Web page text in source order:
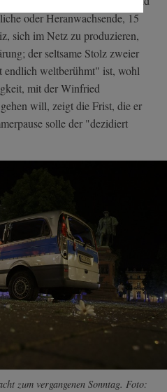
oder Heranwachsende, 15
sich im Netz zu produzieren,
der seltsame Stolz zweier
endlich weltberühmt" ist, wohl
mit der Winfried
will, zeigt die Frist, die er
solle der "dezidiert
zum vergangenen Sonntag. Foto: